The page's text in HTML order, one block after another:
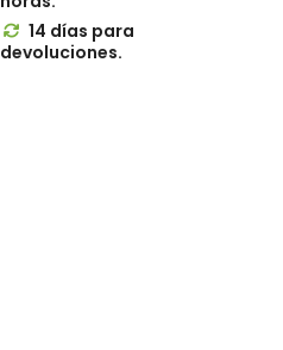
 14 días para
devoluciones.